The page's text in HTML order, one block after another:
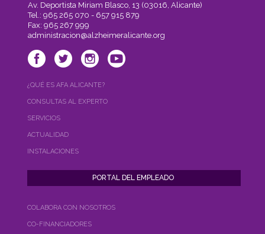
Av. Deportista Miriam Blasco, 13 (03016, Alicante)
Tel.: 965 265 070 - 657 915 879
Fax: 965 267 999
administracion@alzheimeralicante.org
¿QUÉ ES AFA ALICANTE?
CONSULTAS AL EXPERTO
SERVICIOS
ACTUALIDAD
INSTALACIONES
COLABORA CON NOSOTROS
CO-FINANCIADORES